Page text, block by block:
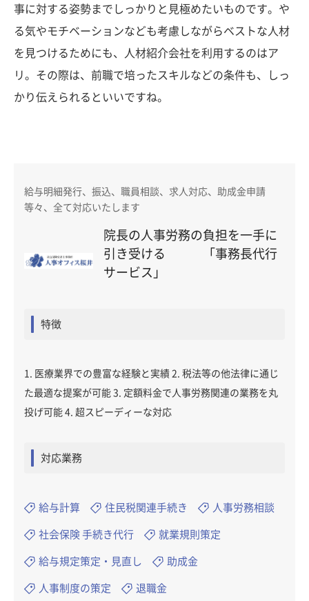
事に対する姿勢までしっかりと見極めたいものです。や
る気やモチベーションなども考慮しながらベストな人材
を見つけるためにも、人材紹介会社を利用するのはア
リ。その際は、前職で培ったスキルなどの条件も、しっ
かり伝えられるといいですね。
給与明細発行、振込、職員相談、求人対応、助成金申請
等々、全て対応いたします
院長の人事労務の負担を一手に
引き受ける 「事務長代行
サービス」
特徴
1. 医療業界での豊富な経験と実績 2. 税法等の他法律に通じ
た最適な提案が可能 3. 定額料金で人事労務関連の業務を丸
投げ可能 4. 超スピーディーな対応
対応業務
給与計算 住民税関連手続き 人事労務相談
社会保険 手続き代行 就業規則策定
給与規定策定・見直し 助成金
人事制度の策定 退職金